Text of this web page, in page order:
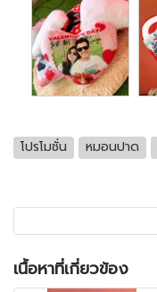
โปรโมชั่น หมอนปาด
เนื้อหาที่เกี่ยวข้อง